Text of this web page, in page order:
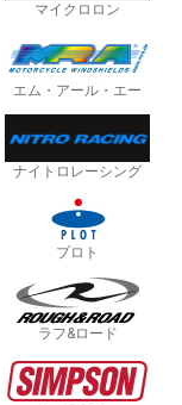
マイクロロン
エム・アール・エー
ナイトロレーシング
プロト
ラフ&ロード